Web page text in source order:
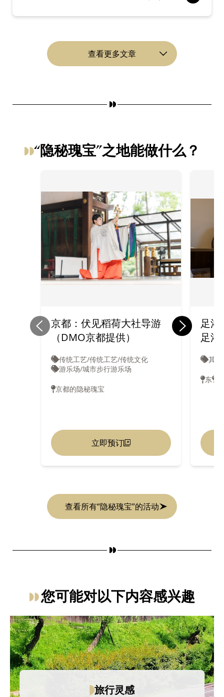
查看更多文章
“隐秘瑰宝”之地能做什么？
京都：伏见稻荷大社导游
（DMO京都提供）
传统工艺/传统工艺/传统文化
游乐场/城市步行游乐场
京都的隐秘瑰宝
立即预订
足浴
足浴
其他
东
查看所有“隐秘瑰宝”的活动
您可能对以下内容感兴趣
旅行灵感